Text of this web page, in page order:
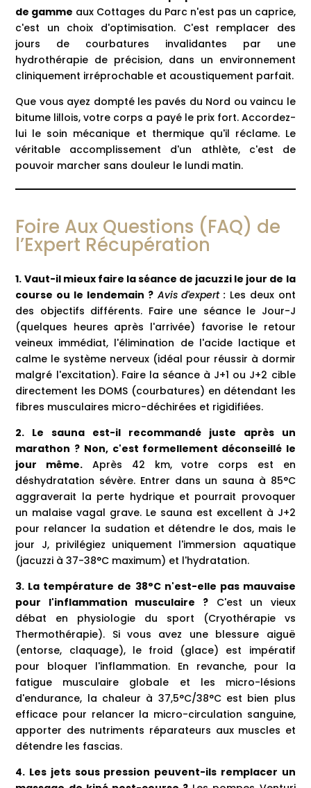
de gamme aux Cottages du Parc n'est pas un caprice,
c'est un choix d'optimisation. C'est remplacer des
jours de courbatures invalidantes par une
hydrothérapie de précision, dans un environnement
cliniquement irréprochable et acoustiquement parfait.
Que vous ayez dompté les pavés du Nord ou vaincu le
bitume lillois, votre corps a payé le prix fort. Accordez-
lui le soin mécanique et thermique qu'il réclame. Le
véritable accomplissement d'un athlète, c'est de
pouvoir marcher sans douleur le lundi matin.
Foire Aux Questions (FAQ) de
l’Expert Récupération
1. Vaut-il mieux faire la séance de jacuzzi le jour de la
course ou le lendemain ? Avis d'expert : Les deux ont
des objectifs différents. Faire une séance le Jour-J
(quelques heures après l'arrivée) favorise le retour
veineux immédiat, l'élimination de l'acide lactique et
calme le système nerveux (idéal pour réussir à dormir
malgré l'excitation). Faire la séance à J+1 ou J+2 cible
directement les DOMS (courbatures) en détendant les
fibres musculaires micro-déchirées et rigidifiées.
2. Le sauna est-il recommandé juste après un
marathon ? Non, c'est formellement déconseillé le
jour même. Après 42 km, votre corps est en
déshydratation sévère. Entrer dans un sauna à 85°C
aggraverait la perte hydrique et pourrait provoquer
un malaise vagal grave. Le sauna est excellent à J+2
pour relancer la sudation et détendre le dos, mais le
jour J, privilégiez uniquement l'immersion aquatique
(jacuzzi à 37-38°C maximum) et l'hydratation.
3. La température de 38°C n'est-elle pas mauvaise
pour l'inflammation musculaire ? C'est un vieux
débat en physiologie du sport (Cryothérapie vs
Thermothérapie). Si vous avez une blessure aiguë
(entorse, claquage), le froid (glace) est impératif
pour bloquer l'inflammation. En revanche, pour la
fatigue musculaire globale et les micro-lésions
d'endurance, la chaleur à 37,5°C/38°C est bien plus
efficace pour relancer la micro-circulation sanguine,
apporter des nutriments réparateurs aux muscles et
détendre les fascias.
4. Les jets sous pression peuvent-ils remplacer un